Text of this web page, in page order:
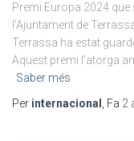
Premi Europa 2024
l’Ajuntament de
Terrassa ha estat
Aquest premi l’atorga
Saber més
Per internacional , Fa 2